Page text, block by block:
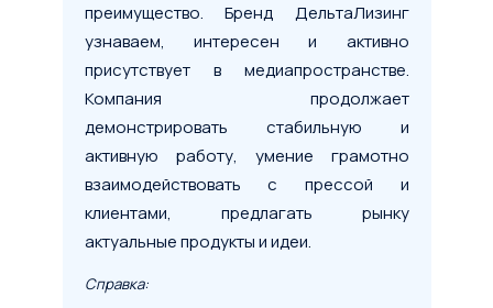
преимущество. Бренд ДельтаЛизинг
узнаваем, интересен и активно
присутствует в медиапространстве.
Компания продолжает
демонстрировать стабильную и
активную работу, умение грамотно
взаимодействовать с прессой и
клиентами, предлагать рынку
актуальные продукты и идеи.
Справка: